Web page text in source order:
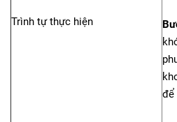
Trình tự thực hiện
để